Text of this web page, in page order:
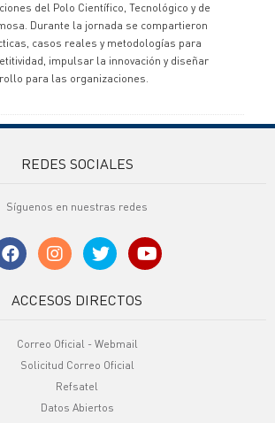
del Polo Científico, Tecnológico y de
Durante la jornada se compartieron
casos reales y metodologías para
impulsar la innovación y diseñar
para las organizaciones.
REDES SOCIALES
Síguenos en nuestras redes
ACCESOS DIRECTOS
Correo Oficial - Webmail
Solicitud Correo Oficial
Refsatel
Datos Abiertos